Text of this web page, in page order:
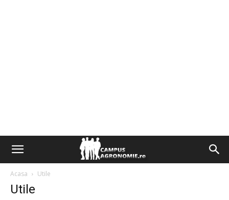
Acasa Utile
Utile